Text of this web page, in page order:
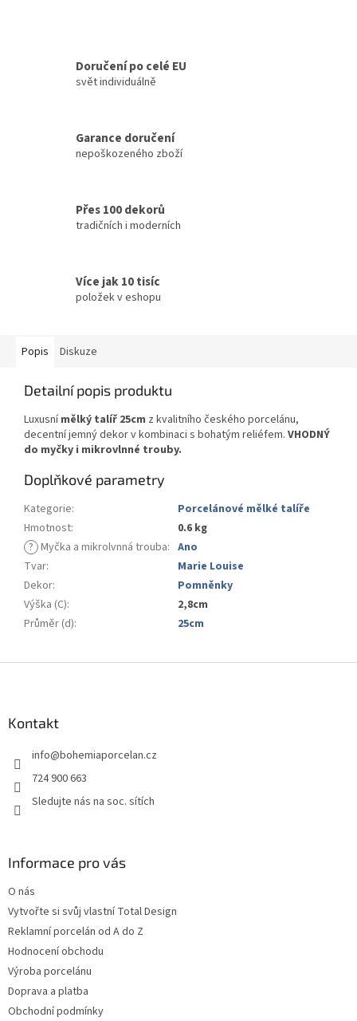
Doručení po celé EU
svět individuálně
Garance doručení
nepoškozeného zboží
Přes 100 dekorů
tradičních i moderních
Více jak 10 tisíc
položek v eshopu
Popis Diskuze
Detailní popis produktu
Luxusnímělký talíř 25cm z kvalitního českého porcelánu,
decentní jemný dekor v kombinaci s bohatým reliéfem. VHODNÝ
do myčky i mikrovlnné trouby.
Doplňkové parametry
Kategorie:
Porcelánové mělké talíře
Hmotnost:
0.6 kg
? Myčka a mikrolvnná trouba: Ano
Tvar:
Marie Louise
Dekor:
Pomněnky
Výška (C):
2,8cm
Průměr (d): 25cm
Kontakt
info@bohemiaporcelan.cz
724 900 663
Sledujte nás na soc. sítích
Informace pro vás
O nás
Vytvořte si svůj vlastní Total Design
Reklamní porcelán od A do Z
Hodnocení obchodu
Výroba porcelánu
Doprava a platba
Obchodní podmínky